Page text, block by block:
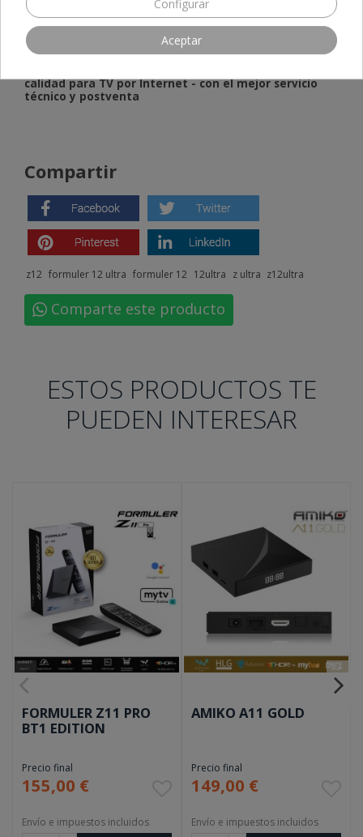
¿Se puede recoger o comprar en la tienda de Madrid?
Sí, puedes comprar o recoger tu Formuler Z12 Ultra directamente
en
nuestra tienda física en Madrid
calidad para TV por Internet - con el mejor servicio
técnico y postventa
Compartir
z12 formuler 12 ultra formuler 12 12ultra z ultra z12ultra
Comparte este producto
ESTOS PRODUCTOS TE
PUEDEN INTERESAR
FORMULER Z11 PRO
BT1 EDITION
Precio final
155,00 €
Envío e impuestos incluidos
AMIKO A11 GOLD
Precio final
149,00 €
Envío e impuestos incluidos
Configurar
Aceptar